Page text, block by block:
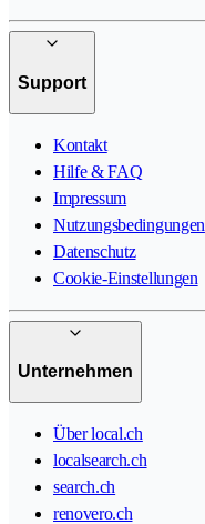
Support
Kontakt
Hilfe & FAQ
Impressum
Nutzungsbedingungen
Datenschutz
Cookie-Einstellungen
Unternehmen
Über local.ch
localsearch.ch
search.ch
renovero.ch